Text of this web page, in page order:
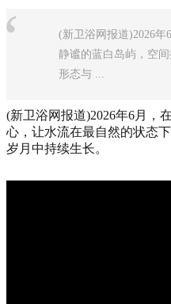
(新卫浴网报道)2026
静谧的蓝白岛屿，空
形态与 ...
(新卫浴网报道)2026年6月，
心，让水流在最自然的状态
岁月中持续生长。